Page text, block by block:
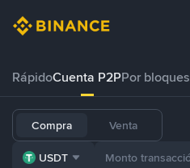
RápidoCuenta P2PPor bloques
Compra Venta
USDT